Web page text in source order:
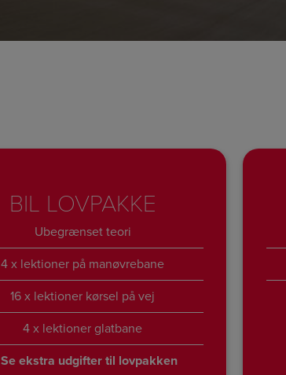
BIL LOVPAKKE
Ubegrænset teori
4 x lektioner på manøvrebane
16 x lektioner kørsel på vej
4 x lektioner glatbane
Se ekstra udgifter til lovpakken